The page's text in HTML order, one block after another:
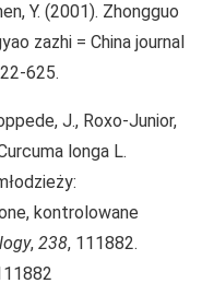
Y. (2001). Zhongguo
zazhi = China journal
625.
J., Roxo-Junior,
longa L.
kontrolowane
, 238, 111882.